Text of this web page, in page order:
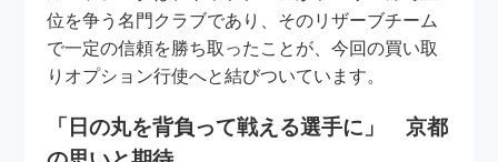
位を争う名門クラブであり、そのリザーブチーム
で一定の信頼を勝ち取ったことが、今回の買い取
りオプション行使へと結びついています。
「日の丸を背負って戦える選手に」 京都